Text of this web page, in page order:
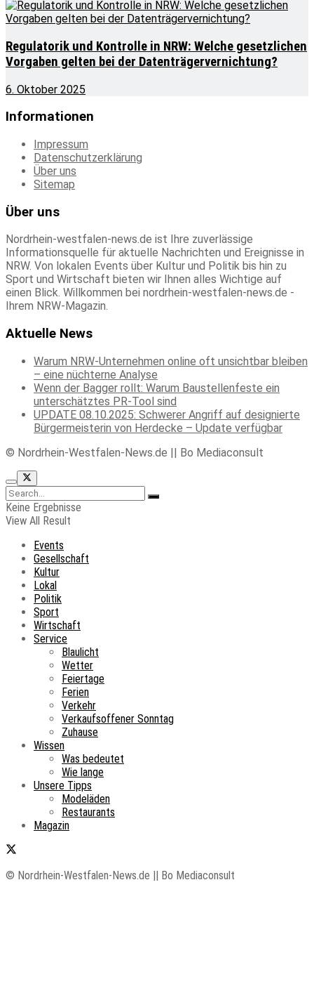
Regulatorik und Kontrolle in NRW: Welche gesetzlichen
Vorgaben gelten bei der Datenträgervernichtung?
6. Oktober 2025
Informationen
Impressum
Datenschutzerklärung
Über uns
Sitemap
Über uns
Nordrhein-westfalen-news.de ist Ihre zuverlässige
Informationsquelle für aktuelle Nachrichten und Ereignisse in
NRW. Von lokalen Events über Kultur und Politik bis hin zu
Sport und Wirtschaft bieten wir Ihnen alles Wichtige auf
einen Blick. Willkommen bei nordrhein-westfalen-news.de -
Ihrem NRW-Magazin.
Aktuelle News
Warum NRW-Unternehmen online oft unsichtbar bleiben
– eine nüchterne Analyse
Wenn der Bagger rollt: Warum Baustellenfeste ein
unterschätztes PR-Tool sind
UPDATE 08.10.2025: Schwerer Angriff auf designierte
Bürgermeisterin von Herdecke – Update verfügbar
© Nordrhein-Westfalen-News.de || Bo Mediaconsult
Keine Ergebnisse
View All Result
Events
Gesellschaft
Kultur
Lokal
Politik
Sport
Wirtschaft
Service
Blaulicht
Wetter
Feiertage
Ferien
Verkehr
Verkaufsoffener Sonntag
Zuhause
Wissen
Was bedeutet
Wie lange
Unsere Tipps
Modeläden
Restaurants
Magazin
© Nordrhein-Westfalen-News.de || Bo Mediaconsult